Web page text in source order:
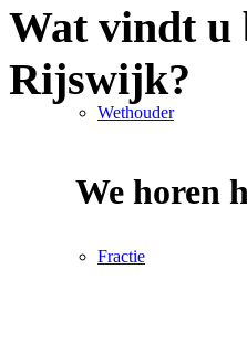
Wethouder
Fractie
Wat vindt u
Rijswijk?
We horen